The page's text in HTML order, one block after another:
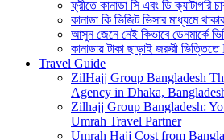
ফ্রীতে কানাডা সি এবং ডি ক্যাটাগরি
কানাডা কি ভিজিট ভিসার মাধ্যমে
আসুন জেনে নেই কিভাবে ডেনমার্কে
কানাডায় টাকা ছাড়াই জরুরী
Travel Guide
ZilHajj Group Bangladesh
Agency in Dhaka,
Zilhajj Group Bangladesh:
Umrah Travel Partner
Umrah Hajj Cost from